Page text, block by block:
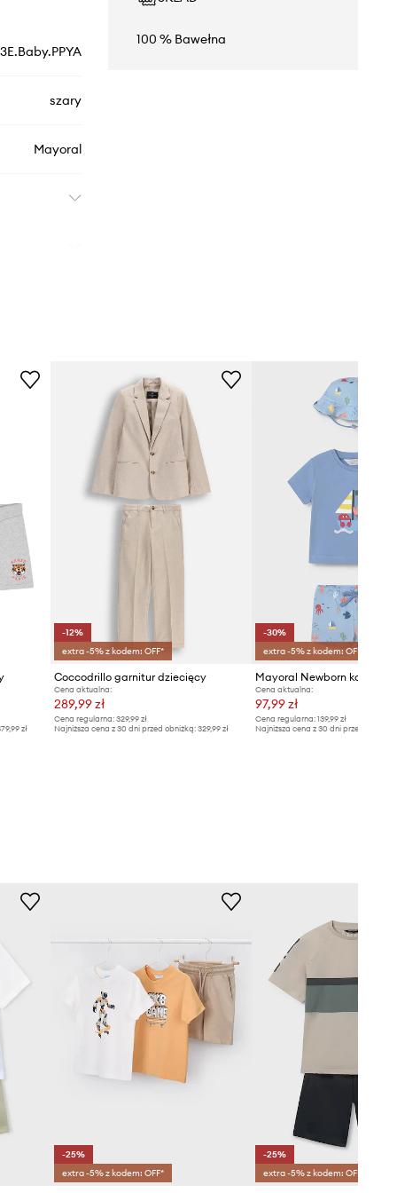
szary
Mayoral
100 % Bawełna
zł
-12%
extra -5% z kodem: OFF*
Coccodrillo garnitur dziecięcy
Cena aktualna:
289,99 zł
Cena regularna:329,99 zł
Najniższa cena z 30 dni przed obniżką:329,99 zł
-30%
extra -5% z kodem: OFF*
Cena aktualna:
97,99 zł
Cena regularna: 139,99 zł
Najniższa cena z 30 dni przed obniżką:
-25%
extra -5% z kodem: OFF*
-25%
extra -5% z kodem: OFF*